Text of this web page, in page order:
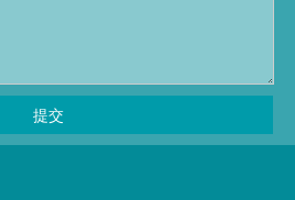
提交